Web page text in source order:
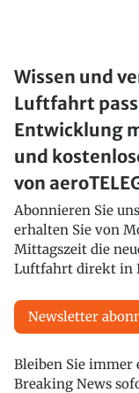
Wissen und
Luftfahrt
Entwicklung
und
von
Abonnieren Sie
erhalten Sie von
Mittagszeit die
Luftfahrt direkt in
Newsletter
Bleiben Sie immer
Breaking News